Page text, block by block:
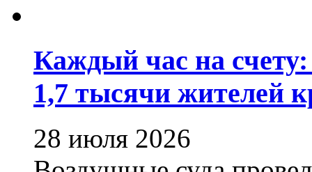
Каждый час на
1,7 тысячи жителей
28 июля 2026